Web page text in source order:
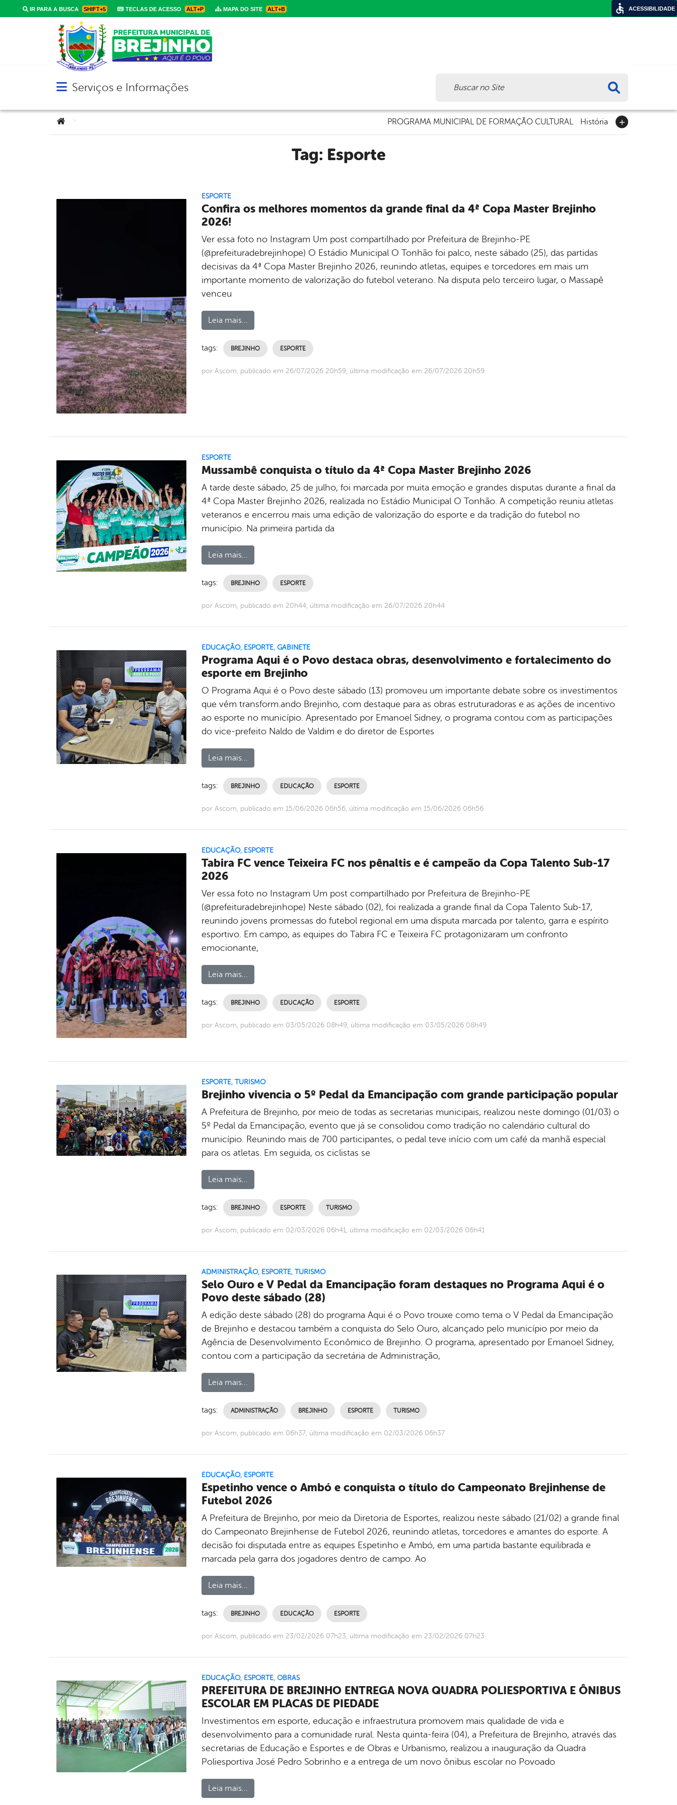
IR PARA A BUSCA SHIFT+5 TECLAS DE ACESSO ALT+P MAPA DO SITE ALT+B
Abrir menu principal de navegação
Serviços e Informações
Você está aqui: PROGRAMA MUNICIPAL DE FORMAÇÃO CULTURAL História
Tag: Esporte
ESPORTE
Confira os melhores momentos da grande final da 4ª Copa Master Brejinho
2026!
Ver essa foto no Instagram Um post compartilhado por Prefeitura de Brejinho-PE
(@prefeituradebrejinhope) O Estádio Municipal O Tonhão foi palco, neste sábado (25), das partidas
decisivas da 4ª Copa Master Brejinho 2026, reunindo atletas, equipes e torcedores em mais um
importante momento de valorização do futebol veterano. Na disputa pelo terceiro lugar, o Massapê
venceu
Leia mais...
tags: BREJINHO ESPORTE
por Ascom, publicado em 26/07/2026 20h59, última modificação em 26/07/2026 20h59
ESPORTE
Mussambê conquista o título da 4ª Copa Master Brejinho 2026
A tarde deste sábado, 25 de julho, foi marcada por muita emoção e grandes disputas durante a final da
4ª Copa Master Brejinho 2026, realizada no Estádio Municipal O Tonhão. A competição reuniu atletas
veteranos e encerrou mais uma edição de valorização do esporte e da tradição do futebol no
município. Na primeira partida da
Leia mais...
tags: BREJINHO ESPORTE
por Ascom, publicado em 20h44, última modificação em 26/07/2026 20h44
EDUCAÇÃO, ESPORTE, GABINETE
Programa Aqui é o Povo destaca obras, desenvolvimento e fortalecimento do
esporte em Brejinho
O Programa Aqui é o Povo deste sábado (13) promoveu um importante debate sobre os investimentos
que vêm transform.ando Brejinho, com destaque para as obras estruturadoras e as ações de incentivo
ao esporte no município. Apresentado por Emanoel Sidney, o programa contou com as participações
do vice-prefeito Naldo de Valdim e do diretor de Esportes
Leia mais...
tags: BREJINHO EDUCAÇÃO ESPORTE
por Ascom, publicado em 15/06/2026 06h56, última modificação em 15/06/2026 06h56
EDUCAÇÃO, ESPORTE
Tabira FC vence Teixeira FC nos pênaltis e é campeão da Copa Talento Sub-17
2026
Ver essa foto no Instagram Um post compartilhado por Prefeitura de Brejinho-PE
(@prefeituradebrejinhope) Neste sábado (02), foi realizada a grande final da Copa Talento Sub-17,
reunindo jovens promessas do futebol regional em uma disputa marcada por talento, garra e espírito
esportivo. Em campo, as equipes do Tabira FC e Teixeira FC protagonizaram um confronto
emocionante,
Leia mais...
tags: BREJINHO EDUCAÇÃO ESPORTE
por Ascom, publicado em 03/05/2026 08h49, última modificação em 03/05/2026 08h49
ESPORTE, TURISMO
Brejinho vivencia o 5º Pedal da Emancipação com grande participação popular
A Prefeitura de Brejinho, por meio de todas as secretarias municipais, realizou neste domingo (01/03) o
5º Pedal da Emancipação, evento que já se consolidou como tradição no calendário cultural do
município. Reunindo mais de 700 participantes, o pedal teve início com um café da manhã especial
para os atletas. Em seguida, os ciclistas se
Leia mais...
tags: BREJINHO ESPORTE TURISMO
por Ascom, publicado em 02/03/2026 06h41, última modificação em 02/03/2026 06h41
ADMINISTRAÇÃO, ESPORTE, TURISMO
Selo Ouro e V Pedal da Emancipação foram destaques no Programa Aqui é o
Povo deste sábado (28)
A edição deste sábado (28) do programa Aqui é o Povo trouxe como tema o V Pedal da Emancipação
de Brejinho e destacou também a conquista do Selo Ouro, alcançado pelo município por meio da
Agência de Desenvolvimento Econômico de Brejinho. O programa, apresentado por Emanoel Sidney,
contou com a participação da secretária de Administração,
Leia mais...
tags: ADMINISTRAÇÃO BREJINHO ESPORTE TURISMO
por Ascom, publicado em 06h37, última modificação em 02/03/2026 06h37
EDUCAÇÃO, ESPORTE
Espetinho vence o Ambó e conquista o título do Campeonato Brejinhense de
Futebol 2026
A Prefeitura de Brejinho, por meio da Diretoria de Esportes, realizou neste sábado (21/02) a grande final
do Campeonato Brejinhense de Futebol 2026, reunindo atletas, torcedores e amantes do esporte. A
decisão foi disputada entre as equipes Espetinho e Ambó, em uma partida bastante equilibrada e
marcada pela garra dos jogadores dentro de campo. Ao
Leia mais...
tags: BREJINHO EDUCAÇÃO ESPORTE
por Ascom, publicado em 23/02/2026 07h23, última modificação em 23/02/2026 07h23
EDUCAÇÃO, ESPORTE, OBRAS
PREFEITURA DE BREJINHO ENTREGA NOVA QUADRA POLIESPORTIVA E ÔNIBUS
ESCOLAR EM PLACAS DE PIEDADE
Investimentos em esporte, educação e infraestrutura promovem mais qualidade de vida e
desenvolvimento para a comunidade rural. Nesta quinta-feira (04), a Prefeitura de Brejinho, através das
secretarias de Educação e Esportes e de Obras e Urbanismo, realizou a inauguração da Quadra
Poliesportiva José Pedro Sobrinho e a entrega de um novo ônibus escolar no Povoado
Leia mais...
ACESSIBILIDADE